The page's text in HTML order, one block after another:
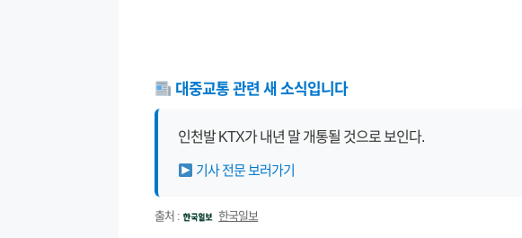
대중교통 관련 새 소식입니다
인천발 KTX가 내년 말 개통될 것으로 보인다.
기사 전문 보러가기
출처 : 한국일보